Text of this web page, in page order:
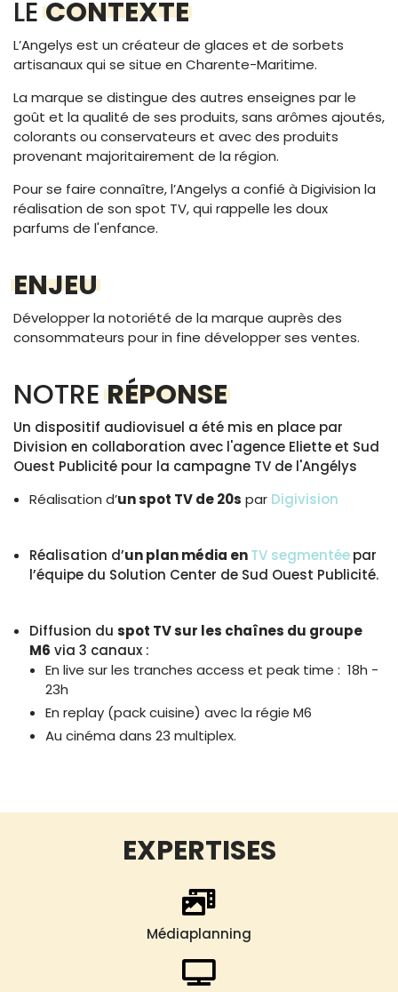
LE CONTEXTE
L’Angelys est un créateur de glaces et de sorbets
artisanaux qui se situe en Charente-Maritime.
La marque se distingue des autres enseignes par le
goût et la qualité de ses produits, sans arômes ajoutés,
colorants ou conservateurs et avec des produits
provenant majoritairement de la région.
Pour se faire connaître, l’Angelys a confié à Digivision la
réalisation de son spot TV, qui rappelle les doux
parfums de l'enfance.
ENJEU
Développer la notoriété de la marque auprès des
consommateurs pour in fine développer ses ventes.
NOTRERÉPONSE
Un dispositif audiovisuel a été mis en place par
Division en collaboration avec l'agence Eliette et Sud
Ouest Publicité pour la campagne TV de l'Angélys
Réalisation d’un spot TV de 20s par Digivision
Réalisation d’un plan média enTV segmentéepar
l’équipe du Solution Center de Sud Ouest Publicité.
Diffusion du spot TV sur les chaînes du groupe
M6 via 3 canaux :
En live sur les tranches access et peak time : 18h -
23h
En replay (pack cuisine) avec la régie M6
Au cinéma dans 23 multiplex.
EXPERTISES
Médiaplanning